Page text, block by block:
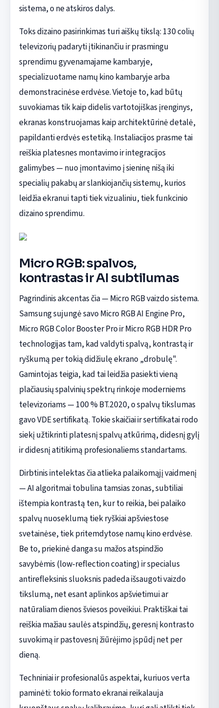
sistema, o ne atskiros dalys.
Toks dizaino pasirinkimas turi aiškų tikslą: 130 colių
televizorių padaryti įtikinančiu ir prasmingu
sprendimu gyvenamajame kambaryje,
specializuotame namų kino kambaryje arba
demonstracinėse erdvėse. Vietoje to, kad būtų
suvokiamas tik kaip didelis vartotojiškas įrenginys,
ekranas konstruojamas kaip architektūrinė detalė,
papildanti erdvės estetiką. Instaliacijos prasme tai
reiškia platesnes montavimo ir integracijos
galimybes — nuo įmontavimo į sieninę nišą iki
specialių pakabų ar slankiojančių sistemų, kurios
leidžia ekranui tapti tiek vizualiniu, tiek funkcinio
dizaino sprendimu.
Micro RGB: spalvos,
kontrastas ir AI subtilumas
Pagrindinis akcentas čia — Micro RGB vaizdo sistema.
Samsung sujungė savo Micro RGB AI Engine Pro,
Micro RGB Color Booster Pro ir Micro RGB HDR Pro
technologijas tam, kad valdyti spalvą, kontrastą ir
ryškumą per tokią didžiulę ekrano „drobulę".
Gamintojas teigia, kad tai leidžia pasiekti vieną
plačiausių spalvinių spektrų rinkoje moderniems
televizoriams — 100 % BT.2020, o spalvų tikslumas
gavo VDE sertifikatą. Tokie skaičiai ir sertifikatai rodo
siekį užtikrinti platesnį spalvų atkūrimą, didesnį gylį
ir didesnį atitikimą profesionaliems standartams.
Dirbtinis intelektas čia atlieka palaikomąjį vaidmenį
— AI algoritmai tobulina tamsias zonas, subtiliai
ištempia kontrastą ten, kur to reikia, bei palaiko
spalvų nuoseklumą tiek ryškiai apšviestose
svetainėse, tiek pritemdytose namų kino erdvėse.
Be to, priekinė danga su mažos atspindžio
savybėmis (low‑reflection coating) ir specialus
antirefleksinis sluoksnis padeda išsaugoti vaizdo
tikslumą, net esant aplinkos apšvietimui ar
natūraliam dienos šviesos poveikiui. Praktiškai tai
reiškia mažiau saulės atspindžių, geresnį kontrasto
suvokimą ir pastovesnį žiūrėjimo įspūdį net per
dieną.
Techniniai ir profesionalūs aspektai, kuriuos verta
paminėti: tokio formato ekranai reikalauja